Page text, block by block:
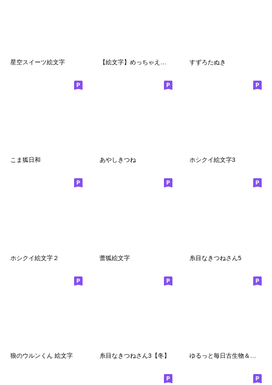
星空スイーツ絵文字 すずろたぬき
こま狐日和 あやしきつね ホシクイ絵文字3
ホシクイ絵文字２ 蕾狐絵文字 糸目なきつねさん5
狼のウルンくん 絵文字 糸目なきつねさん3【冬】